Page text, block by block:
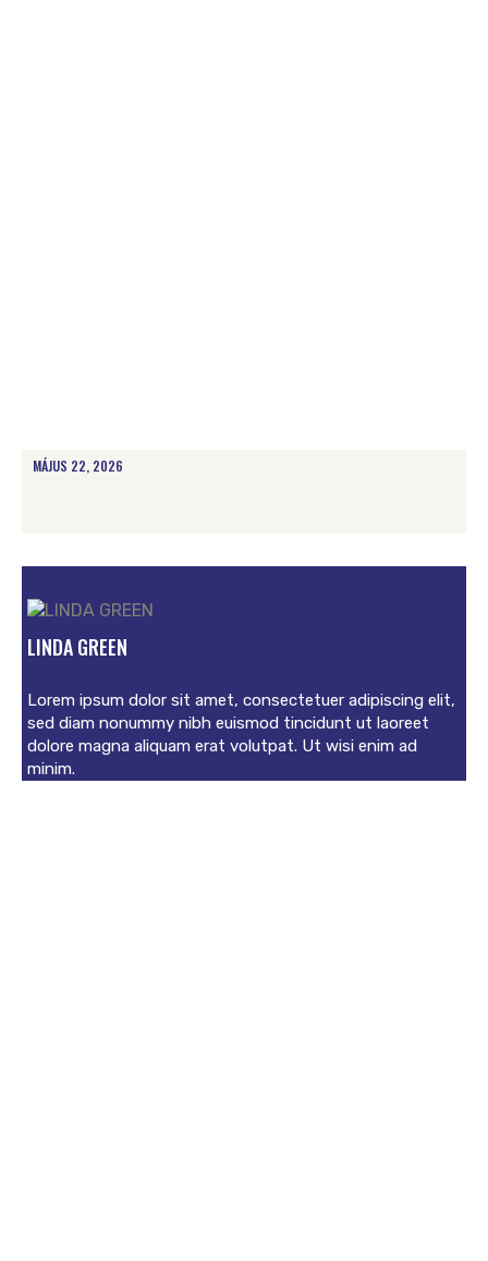
MÁJUS 22, 2026
LINDA GREEN
Lorem ipsum dolor sit amet, consectetuer adipiscing elit,
sed diam nonummy nibh euismod tincidunt ut laoreet
dolore magna aliquam erat volutpat. Ut wisi enim ad
minim.